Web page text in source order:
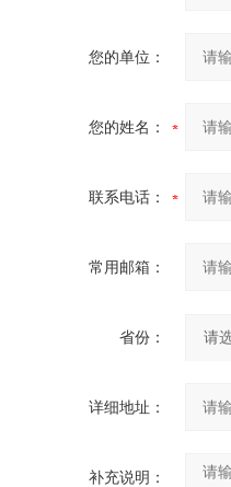
您的单位：
您的姓名：
联系电话：
常用邮箱：
省份：
详细地址：
补充说明：